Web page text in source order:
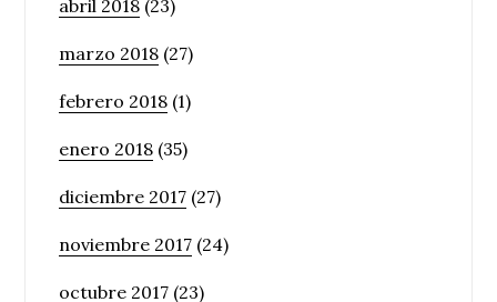
abril 2018 (23)
marzo 2018 (27)
febrero 2018 (1)
enero 2018 (35)
diciembre 2017 (27)
noviembre 2017 (24)
octubre 2017 (23)